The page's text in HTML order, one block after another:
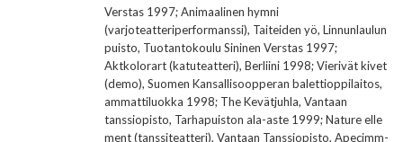
Verstas 1997; Animaalinen hymni
(varjoteatteriperformanssi), Taiteiden yö, Linnunlaulun
puisto, Tuotantokoulu Sininen Verstas 1997;
Aktkolorart (katuteatteri), Berliini 1998; Vierivät kivet
(demo), Suomen Kansallisoopperan balettioppilaitos,
ammattiluokka 1998; The Kevätjuhla, Vantaan
tanssiopisto, Tarhapuiston ala-aste 1999; Nature elle
ment (tanssiteatteri), Vantaan Tanssiopisto, Apecimm-